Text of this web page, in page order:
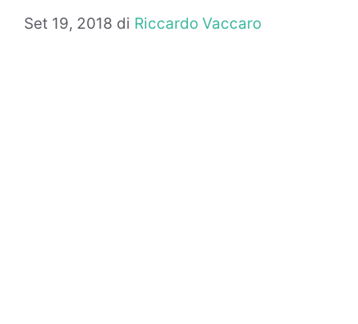
Set 19, 2018 di Riccardo Vaccaro